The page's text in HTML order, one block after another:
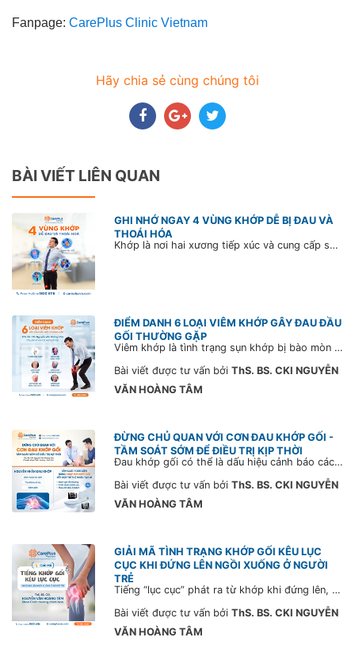
Fanpage: CarePlus Clinic Vietnam
Hãy chia sẻ cùng chúng tôi
BÀI VIẾT LIÊN QUAN
GHI NHỚ NGAY 4 VÙNG KHỚP DỄ BỊ ĐAU VÀ
THOÁI HÓA
Khớp là nơi hai xương tiếp xúc và cung cấp sự linh hoạt cũng như khả năng tạo ra chuyển động cho cơ thể con người. Thực tế, đau khớp có thể xảy ra ở nhiều vị trí trên cơ thể, nhưng những khớp phải chịu áp lực lớn hoặc hoạt động nhiều thường có nguy cơ bị đau và thoái hóa cao hơn.
ĐIỂM DANH 6 LOẠI VIÊM KHỚP GÂY ĐAU ĐẦU
GỐI THƯỜNG GẶP
Viêm khớp là tình trạng sụn khớp bị bào mòn khiến khớp xương ma sát nhiều với nhau, gây sưng và đau khớp dữ dội. Tìm hiểu ngay 6 loại viêm khớp gây đau đầu gối thường gặp để biết cách phòng tránh và cải thiện bệnh hiệu quả.
Bài viết được tư vấn bởi ThS. BS. CKI NGUYỄN
VĂN HOÀNG TÂM
ĐỪNG CHỦ QUAN VỚI CƠN ĐAU KHỚP GỐI -
TẦM SOÁT SỚM ĐỂ ĐIỀU TRỊ KỊP THỜI
Đau khớp gối có thể là dấu hiệu cảnh báo các bệnh lý như thoái hóa khớp, viêm gân hoặc viêm túi hoạt dịch. Chủ động tầm soát toàn diện bằng Chụp MRI khớp gối ngay hôm nay để chẩn đoán chính xác tình trạng bệnh lý và đánh giá mức độ tổn thương, thậm chí phát hiện khối u hoặc tổn thương xương nếu có.
Bài viết được tư vấn bởi ThS. BS. CKI NGUYỄN
VĂN HOÀNG TÂM
GIẢI MÃ TÌNH TRẠNG KHỚP GỐI KÊU LỤC
CỤC KHI ĐỨNG LÊN NGỒI XUỐNG Ở NGƯỜI
TRẺ
Tiếng “lục cục” phát ra từ khớp khi đứng lên, ngồi xuống tưởng chừng vô hại nhưng lại có thể là dấu hiệu cảnh báo sớm vấn đề xương khớp, đặc biệt ở người trẻ tuổi ít vận động. Cùng CarePlus tìm hiểu nguyên nhân và cách phòng ngừa hiệu quả trong bài viết sau.
Bài viết được tư vấn bởi ThS. BS. CKI NGUYỄN
VĂN HOÀNG TÂM